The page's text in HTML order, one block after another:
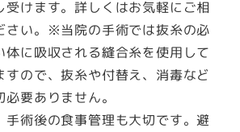
受けます。詳しくはお気軽にご相
さい。※当院の手術では抜糸の必
体に吸収される縫合糸を使用して
すので、抜糸や付替え、消毒など
必要ありません。
手術後の食事管理も大切です。避